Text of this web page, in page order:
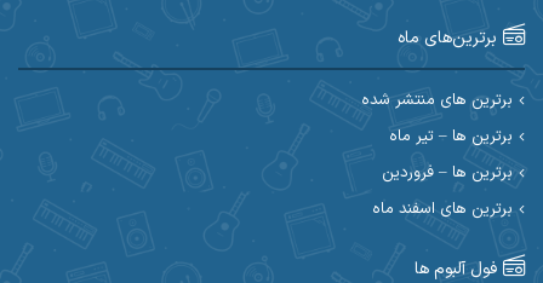
احسان امیدوار
احسان حیدری احسان دریادل
احسان رمضانی احسان علیانی
احسان کریمی احسان کمری
احسان مرادیان احمد اسلامی
برترین‌های ماه
برترین های منتشر شده
برترین ها – تیر ماه
برترین ها – فروردین
برترین های اسفند ماه
فول آلبوم ها